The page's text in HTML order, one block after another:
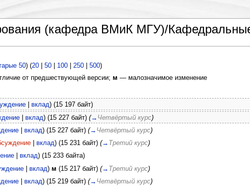
(кафедра ВМиК МГУ)/
50) (20| 50| 100| 250| 500)
от предшествующей версии; м — малозначимое изменение
| вклад) (15 197 байт)
| вклад) (15 227 байт) (→ Четвёртый курс)
| вклад) (15 227 байт) (→ Четвёртый курс)
| вклад) (15 231 байт) (→ Третий курс)
| вклад) (15 233 байта)
| вклад) м (15 217 байт) (→ Третий курс)
| вклад) (15 219 байт) (→ Четвёртый курс)